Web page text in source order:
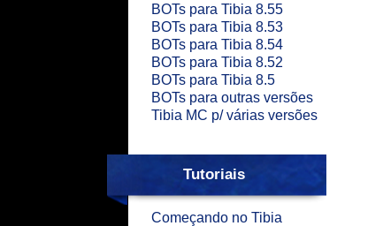
BOTs para Tibia 8.55
BOTs para Tibia 8.53
BOTs para Tibia 8.54
BOTs para Tibia 8.52
BOTs para Tibia 8.5
BOTs para outras versões
Tibia MC p/ várias versões
Tutoriais
Começando no Tibia